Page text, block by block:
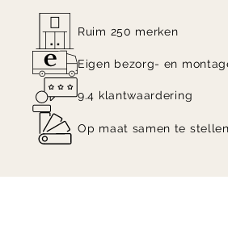
Ruim 250 merken
Eigen bezorg- en
9.4 klantwaardering
Op maat samen te stellen